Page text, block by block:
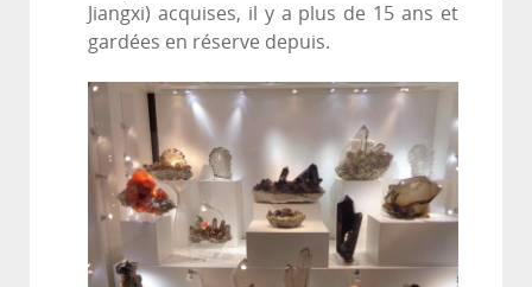
Jiangxi) acquises, il y a plus de 15 ans et
gardées en réserve depuis.